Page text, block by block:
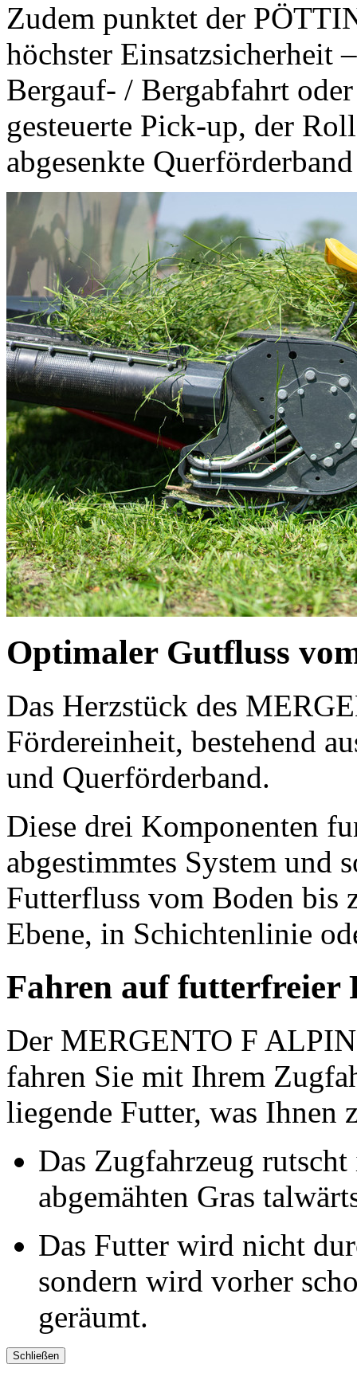
Zudem punktet der
höchster Einsatzsicherheit
Bergauf- / Bergabfahrt
gesteuerte Pick-up, der
abgesenkte
Optimaler Gutfluss
Das Herzstück des
Fördereinheit, bestehend
und Querförderband.
Diese drei Komponenten
abgestimmtes System und
Futterfluss vom Boden bis
Ebene, in Schichtenlinie
Fahren auf futterfreier
Der MERGENTO F
fahren Sie mit Ihrem
liegende Futter, was Ihnen
Das Zugfahrzeug
abgemähten Gras
Das Futter wird nicht
sondern wird vorher
geräumt.
Schließen